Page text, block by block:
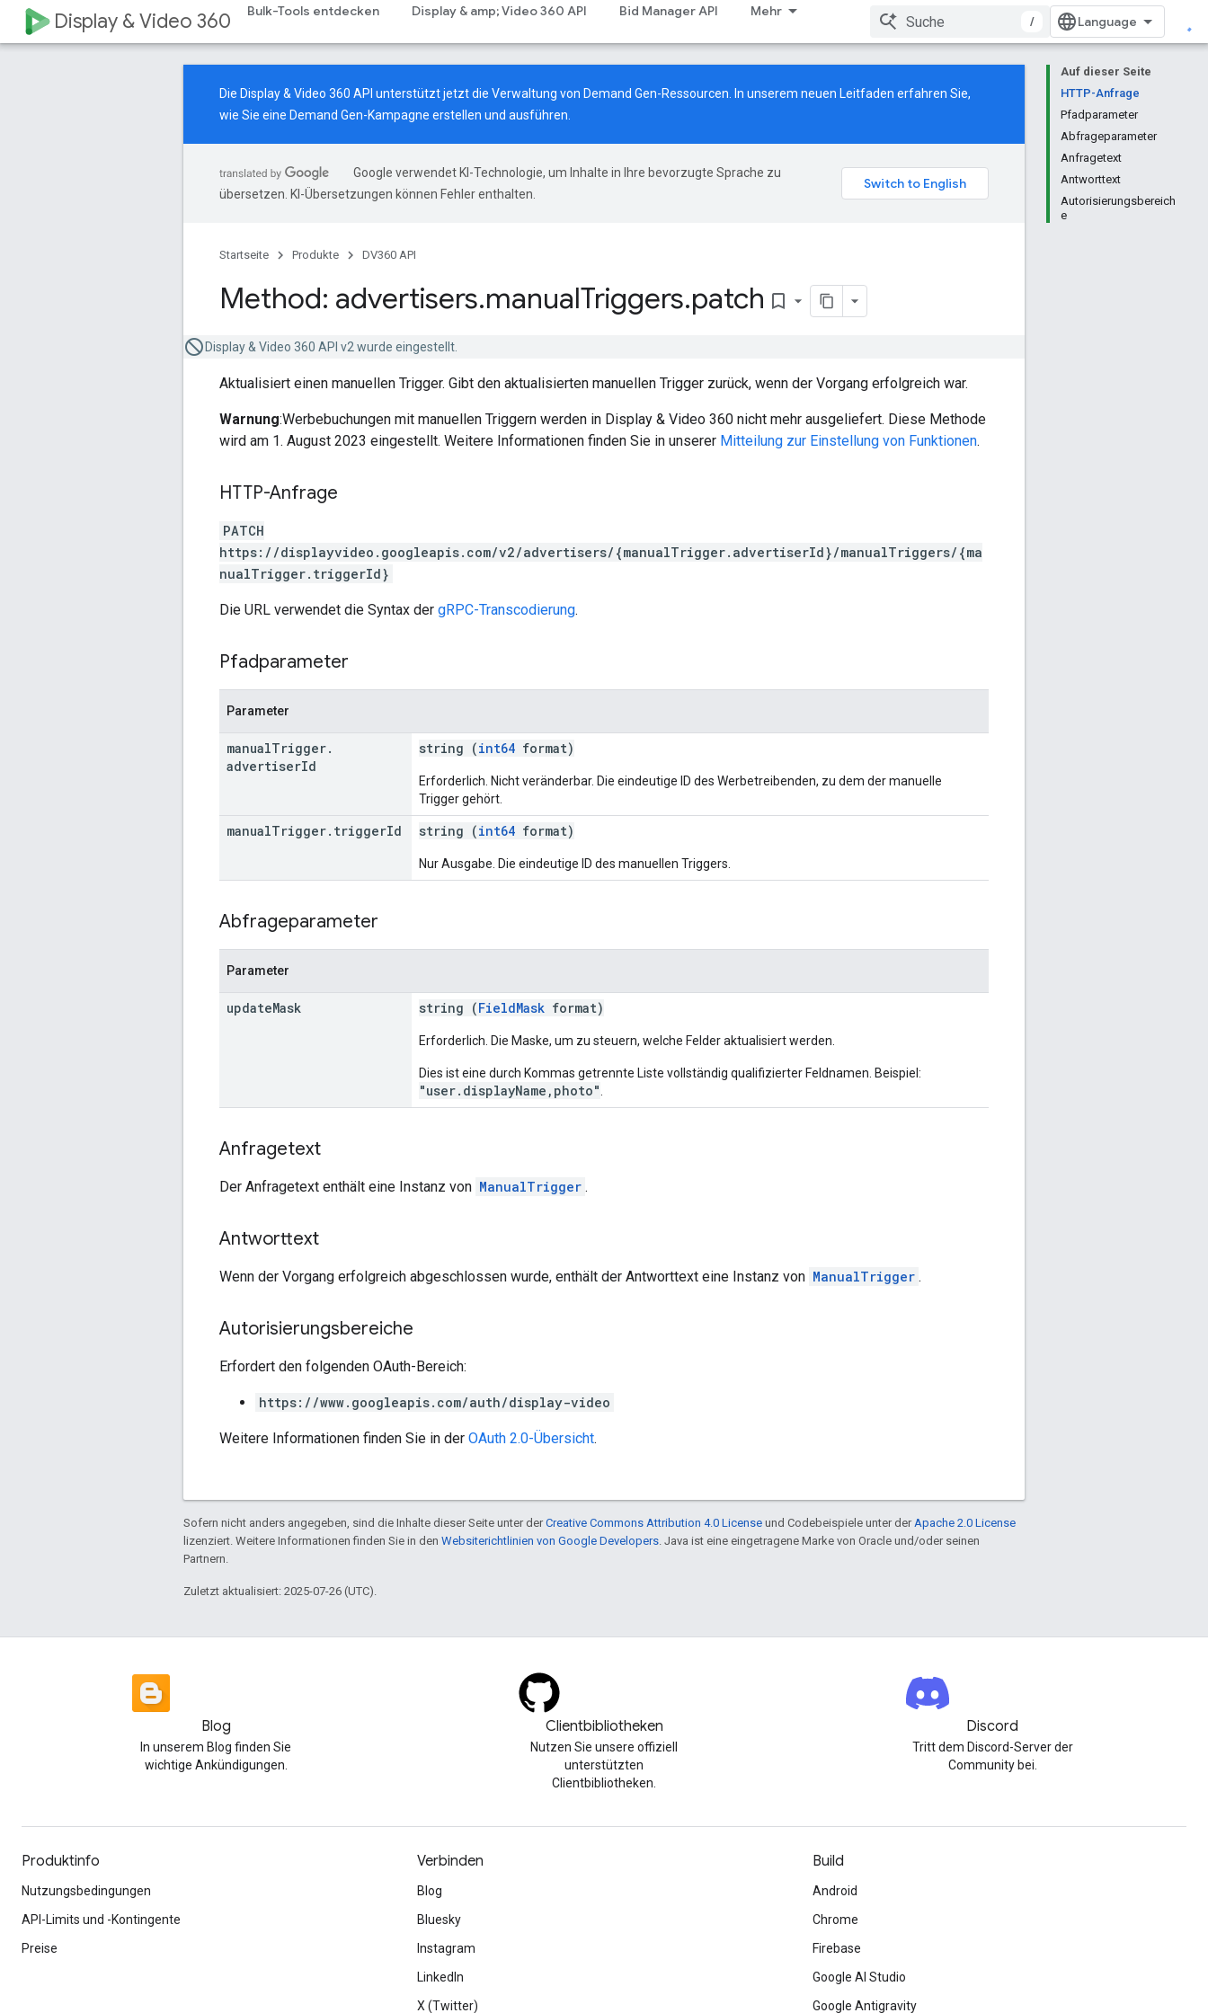
Display & Video 360 Bulk-Tools entdecken Display & amp; Video 360 API Bid Manager API Mehr
/
Auf dieser Seite
HTTP-Anfrage
Pfadparameter
Abfrageparameter
Anfragetext
Antworttext
Autorisierungsbereich
e
Die Display & Video 360 API unterstützt jetzt die Verwaltung von Demand Gen-Ressourcen. In unserem neuen Leitfaden erfahren Sie,
wie Sie eine Demand Gen-Kampagne erstellen und ausführen.
Google verwendet KI-Technologie, um Inhalte in Ihre bevorzugte Sprache zu
übersetzen. KI-Übersetzungen können Fehler enthalten.
Startseite Produkte DV360 API
Method: advertisers.manualTriggers.patch bookmark_border
Display & Video 360 API v2 wurde eingestellt.
Aktualisiert einen manuellen Trigger. Gibt den aktualisierten manuellen Trigger zurück, wenn der Vorgang erfolgreich war.
Warnung:Werbebuchungen mit manuellen Triggern werden in Display & Video 360 nicht mehr ausgeliefert. Diese Methode
wird am 1. August 2023 eingestellt. Weitere Informationen finden Sie in unserer Mitteilung zur Einstellung von Funktionen.
HTTP-Anfrage
PATCH
https://displayvideo.googleapis.com/v2/advertisers/{manualTrigger.advertiserId}/manualTriggers/{ma
nualTrigger.triggerId}
Die URL verwendet die Syntax der gRPC-Transcodierung.
Pfadparameter
Parameter
manualTrigger.
advertiserId
string (int64 format)
Erforderlich. Nicht veränderbar. Die eindeutige ID des Werbetreibenden, zu dem der manuelle
Trigger gehört.
manualTrigger. triggerId string (int64 format)
Nur Ausgabe. Die eindeutige ID des manuellen Triggers.
Abfrageparameter
Parameter
updateMask string (FieldMask format)
Erforderlich. Die Maske, um zu steuern, welche Felder aktualisiert werden.
Dies ist eine durch Kommas getrennte Liste vollständig qualifizierter Feldnamen. Beispiel:
"user.displayName,photo"
Anfragetext
Der Anfragetext enthält eine Instanz von ManualTrigger .
Antworttext
Wenn der Vorgang erfolgreich abgeschlossen wurde, enthält der Antworttext eine Instanz von ManualTrigger .
Autorisierungsbereiche
Erfordert den folgenden OAuth-Bereich:
https://www.googleapis.com/auth/display-video
Weitere Informationen finden Sie in der OAuth 2.0-Übersicht.
Sofern nicht anders angegeben, sind die Inhalte dieser Seite unter derCreative Commons Attribution 4.0 License und Codebeispiele unter der Apache 2.0 License
lizenziert. Weitere Informationen finden Sie in den Websiterichtlinien von Google Developers . Java ist eine eingetragene Marke von Oracle und/oder seinen
Partnern.
Zuletzt aktualisiert: 2025-07-26 (UTC).
Blog
In unserem Blog finden Sie
wichtige Ankündigungen.
Clientbibliotheken
Nutzen Sie unsere offiziell
unterstützten
Clientbibliotheken.
Discord
Tritt dem Discord-Server der
Community bei.
Produktinfo
Nutzungsbedingungen
API-Limits und -Kontingente
Preise
Verbinden
Blog
Bluesky
Instagram
LinkedIn
X (Twitter)
Build
Android
Chrome
Firebase
Google AI Studio
Google Antigravity